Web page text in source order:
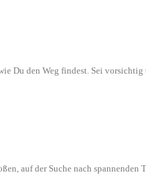
Du den Weg findest. Sei
auf der Suche nach